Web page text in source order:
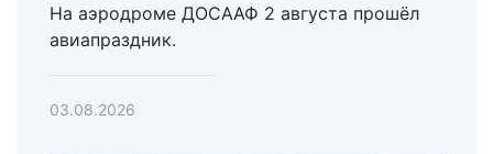
На аэродроме ДОСААФ 2 августа прошёл
авиапраздник.
03.08.2026